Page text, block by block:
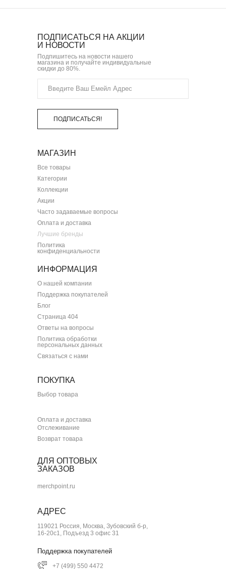
ПОДПИСАТЬСЯ НА АКЦИИ
И НОВОСТИ
Подпишитесь на новости нашего
магазина и получайте индивидуальные
скидки до 80%.
ПОДПИСАТЬСЯ!
МАГАЗИН
ИНФОРМАЦИЯ
ПОКУПКА
АДРЕС
Все товары
Категории
Коллекции
Акции
Часто задаваемые вопросы
Оплата и доставка
Лучшие бренды
Политика
конфиденциальности
О нашей компании
Поддержка покупателей
Блог
Страница 404
Ответы на вопросы
Политика обработки
персональных данных
Связаться с нами
Выбор товара
Оплата и доставка
Отслеживание
119021 Россия, Москва, Зубовский б-р,
16-20с1, Подъезд 3 офис 31
Поддержка покупателей
+7 (499) 550 4472
Возврат товара
ДЛЯ ОПТОВЫХ
ЗАКАЗОВ
merchpoint.ru